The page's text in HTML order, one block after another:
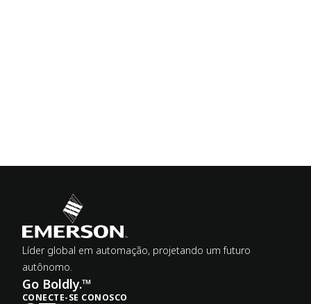
Líder global em automação, projetando um futuro
autônomo.
Go Boldly.™
CONECTE-SE CONOSCO